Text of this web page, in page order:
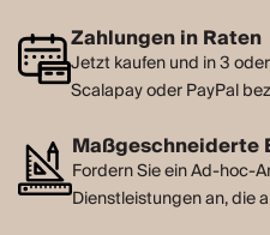
Zahlungen in Raten
Jetzt kaufen und in 3
Scalapay oder PayPal
Maßgeschneiderte
Fordern Sie ein Ad-hoc-
Dienstleistungen an, die